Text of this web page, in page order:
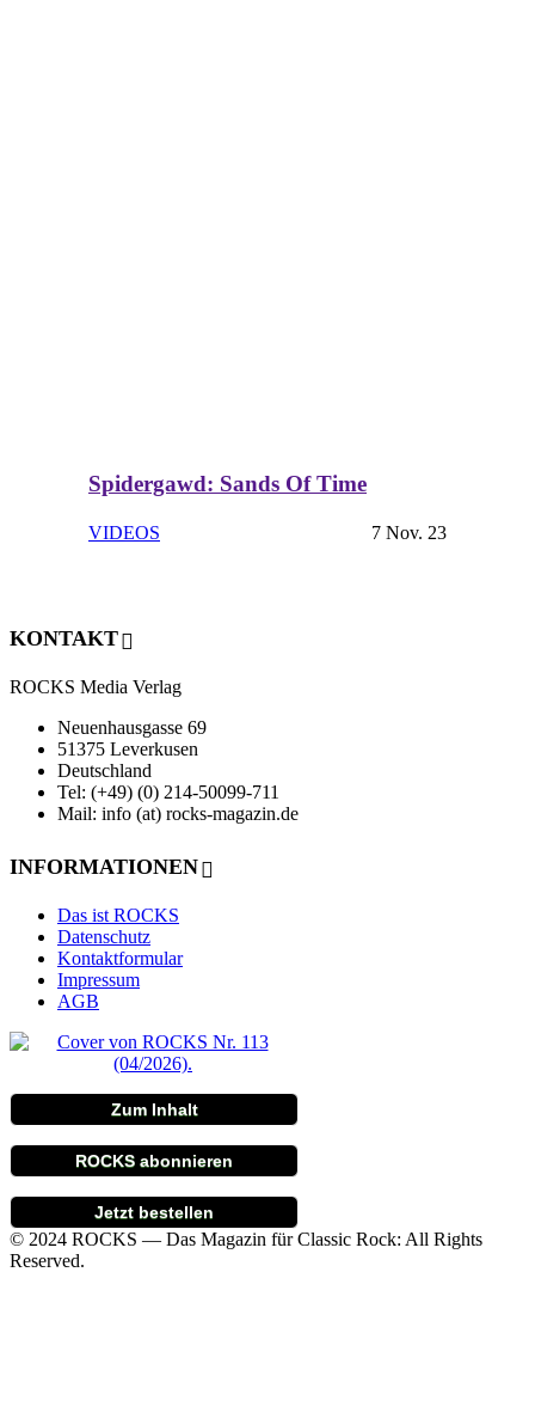
Spidergawd: Sands Of Time
VIDEOS 7 Nov. 23
KONTAKT
ROCKS Media Verlag
Neuenhausgasse 69
51375 Leverkusen
Deutschland
Tel: (+49) (0) 214-50099-711
Mail: info (at) rocks-magazin.de
INFORMATIONEN
Das ist ROCKS
Datenschutz
Kontaktformular
Impressum
AGB
Zum Inhalt
ROCKS abonnieren
Jetzt bestellen
© 2024 ROCKS — Das Magazin für Classic Rock: All Rights
Reserved.